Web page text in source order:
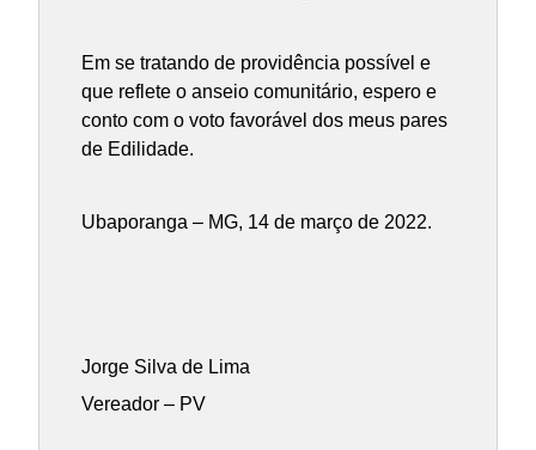
Em se tratando de providência possível e
que reflete o anseio comunitário, espero e
conto com o voto favorável dos meus pares
de Edilidade.
Ubaporanga – MG, 14 de março de 2022.
Jorge Silva de Lima
Vereador – PV